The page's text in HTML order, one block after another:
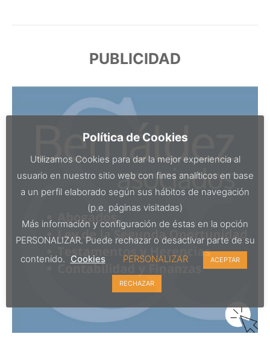
PUBLICIDAD
Política de Cookies
Utilizamos Cookies para dar la mejor experiencia al
usuario en nuestro sitio web con fines analíticos en base
a un perfil elaborado según sus hábitos de navegación
(p.e. páginas visitadas)
Más información y configuración de éstas en la opción
PERSONALIZAR. Puede rechazar o desactivar parte de su
contenido. Cookies PERSONALIZAR ACEPTAR
RECHAZAR